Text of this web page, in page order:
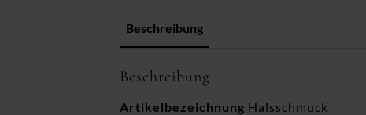
Beschreibung
Beschreibung
Artikelbezeichnung Halsschmuck